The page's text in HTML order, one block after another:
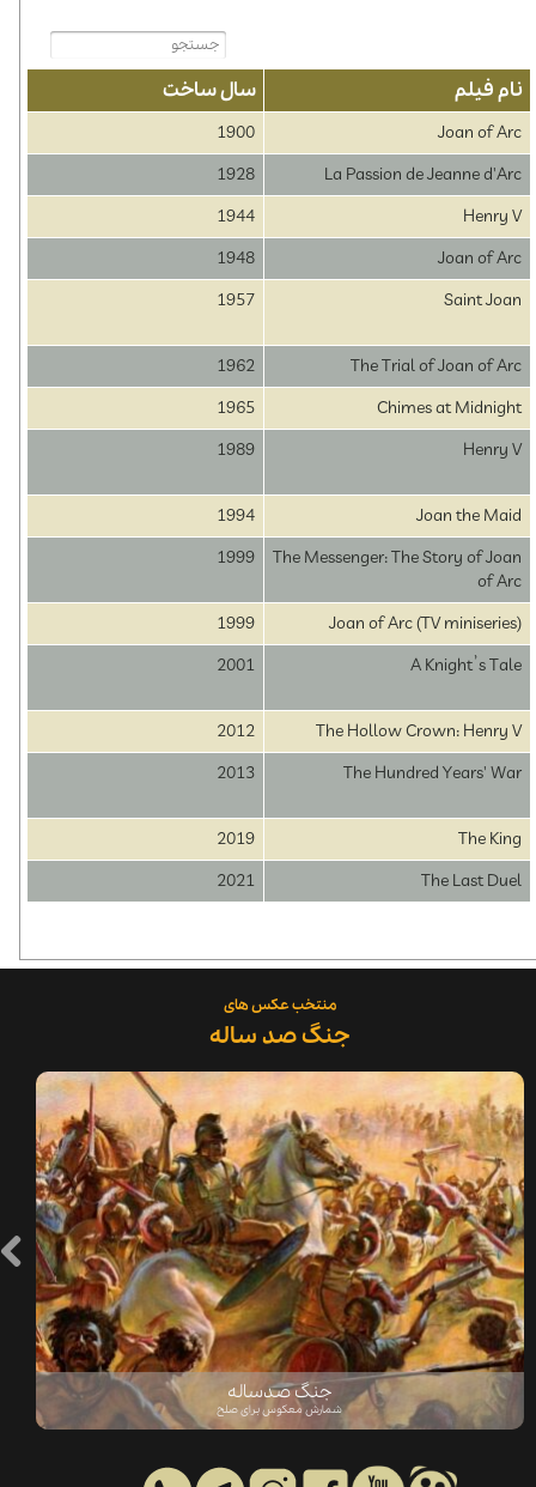
نام فیلم سال ساخت
Joan of Arc
1900
La Passion de Jeanne d'Arc
1928
Henry V
1944
Joan of Arc
1948
Saint Joan
1957
The Trial of Joan of Arc
1962
Chimes at Midnight
1965
Henry V
1989
Joan the Maid
1994
The Messenger: The Story of Joan
of Arc
1999
Joan of Arc (TV miniseries)
1999
A Knight’s Tale
2001
The Hollow Crown: Henry V
2012
The Hundred Years' War
2013
The King
2019
The Last Duel
2021
جنگ صدساله
شمارش معکوس برای صلح
​منتخب عکس های
جنگ صد ساله